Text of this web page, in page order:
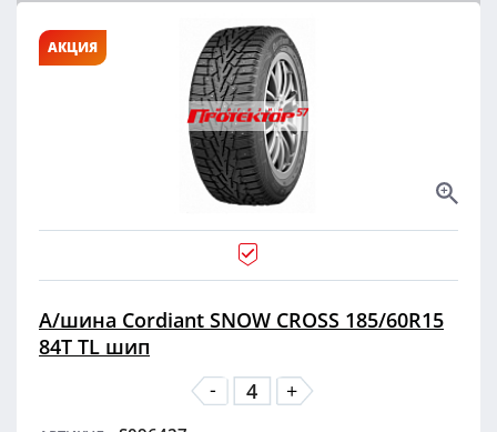
АКЦИЯ
А/шина Cordiant SNOW CROSS 185/60R15
84T TL шип
-
+